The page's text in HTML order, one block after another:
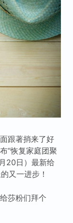
跟著捎来了好
“恢复家庭团聚
20日）最新给
又一进步！
莎粉们拜个